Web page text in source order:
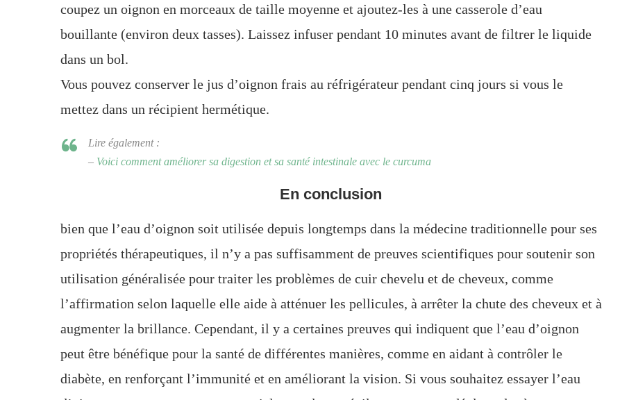
coupez un oignon en morceaux de taille moyenne et ajoutez-les à une casserole d’eau
bouillante (environ deux tasses). Laissez infuser pendant 10 minutes avant de filtrer le liquide
dans un bol.
Vous pouvez conserver le jus d’oignon frais au réfrigérateur pendant cinq jours si vous le
mettez dans un récipient hermétique.
Lire également :
– Voici comment améliorer sa digestion et sa santé intestinale avec le curcuma
En conclusion
bien que l’eau d’oignon soit utilisée depuis longtemps dans la médecine traditionnelle pour ses
propriétés thérapeutiques, il n’y a pas suffisamment de preuves scientifiques pour soutenir son
utilisation généralisée pour traiter les problèmes de cuir chevelu et de cheveux, comme
l’affirmation selon laquelle elle aide à atténuer les pellicules, à arrêter la chute des cheveux et à
augmenter la brillance. Cependant, il y a certaines preuves qui indiquent que l’eau d’oignon
peut être bénéfique pour la santé de différentes manières, comme en aidant à contrôler le
diabète, en renforçant l’immunité et en améliorant la vision. Si vous souhaitez essayer l’eau